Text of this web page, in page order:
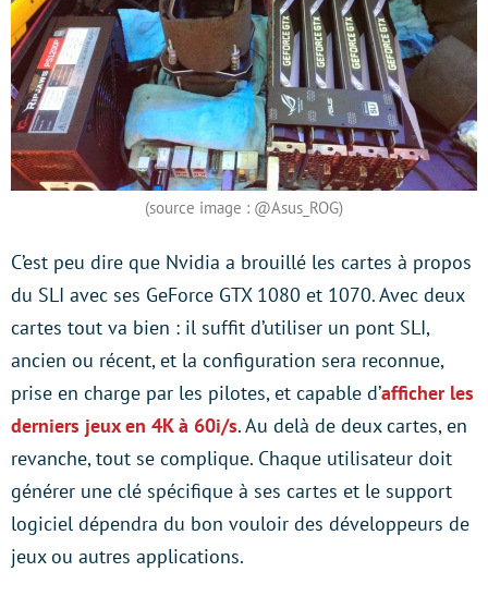
(source image : @Asus_ROG)
C’est peu dire que Nvidia a brouillé les cartes à propos
du SLI avec ses GeForce GTX 1080 et 1070. Avec deux
cartes tout va bien : il suffit d’utiliser un pont SLI,
ancien ou récent, et la configuration sera reconnue,
prise en charge par les pilotes, et capable d’afficher les
derniers jeux en 4K à 60i/s. Au delà de deux cartes, en
revanche, tout se complique. Chaque utilisateur doit
générer une clé spécifique à ses cartes et le support
logiciel dépendra du bon vouloir des développeurs de
jeux ou autres applications.